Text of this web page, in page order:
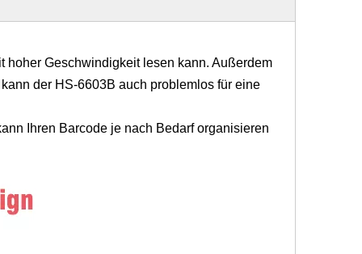
hoher Geschwindigkeit lesen kann. Außerdem
der HS-6603B auch problemlos für eine
Ihren Barcode je nach Bedarf organisieren